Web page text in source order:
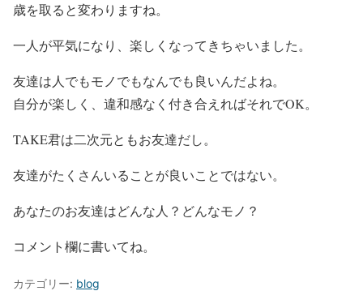
歳を取ると変わりますね。
一人が平気になり、楽しくなってきちゃいました。
友達は人でもモノでもなんでも良いんだよね。
自分が楽しく、違和感なく付き合えればそれでOK。
TAKE君は二次元ともお友達だし。
友達がたくさんいることが良いことではない。
あなたのお友達はどんな人？どんなモノ？
コメント欄に書いてね。
カテゴリー: blog